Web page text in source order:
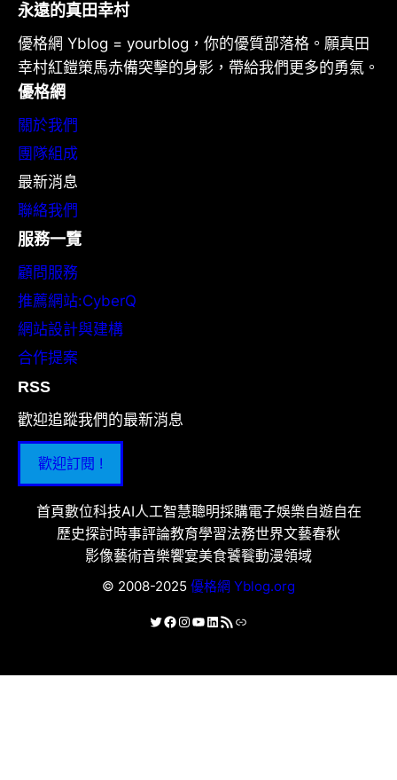
永遠的真田幸村
優格網 Yblog = yourblog，你的優質部落格。願真田
幸村紅鎧策馬赤備突擊的身影，帶給我們更多的勇氣。
優格網
關於我們
團隊組成
最新消息
聯絡我們
服務一覽
顧問服務
推薦網站:CyberQ
網站設計與建構
合作提案
RSS
歡迎追蹤我們的最新消息
歡迎訂閱 !
首頁數位科技AI人工智慧聰明採購電子娛樂自遊自在
歷史探討時事評論教育學習法務世界文藝春秋
影像藝術音樂饗宴美食饕餮動漫領域
© 2008-2025 優格網 Yblog.org
X Facebook
Instagram
YouTube
LinkedIn
RSS 資訊提供連結